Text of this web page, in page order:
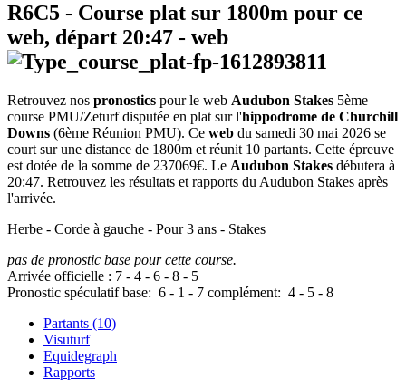
R6C5 - Course plat sur 1800m pour ce
web, départ 20:47 - web
Retrouvez nos pronostics pour le web Audubon Stakes 5ème
course PMU/Zeturf disputée en plat sur l'hippodrome de Churchill
Downs (6ème Réunion PMU). Ce web du samedi 30 mai 2026 se
court sur une distance de 1800m et réunit 10 partants. Cette épreuve
est dotée de la somme de 237069€. Le Audubon Stakes débutera à
20:47. Retrouvez les résultats et rapports du Audubon Stakes après
l'arrivée.
Herbe - Corde à gauche - Pour 3 ans - Stakes
pas de pronostic base pour cette course.
Arrivée officielle : 7 - 4 - 6 - 8 - 5
Pronostic spéculatif base: 6 - 1 - 7 complément: 4 - 5 - 8
Partants (10)
Visuturf
Equidegraph
Rapports